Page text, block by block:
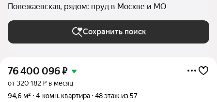
Полежаевская, рядом: пруд в Москве и МО
Сохранить поиск
76 400 096₽
от 320 182 ₽ в месяц
94,6 м²
4-комн. квартира 48 этаж из 57